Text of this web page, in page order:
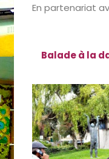
En partenariat
Balade à la